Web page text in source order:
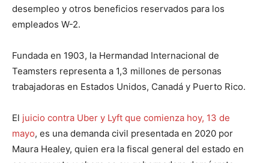
desempleo y otros beneficios reservados para los
empleados W-2.
Fundada en 1903, la Hermandad Internacional de
Teamsters representa a 1,3 millones de personas
trabajadoras en Estados Unidos, Canadá y Puerto Rico.
El juicio contra Uber y Lyft que comienza hoy, 13 de
mayo, es una demanda civil presentada en 2020 por
Maura Healey, quien era la fiscal general del estado en